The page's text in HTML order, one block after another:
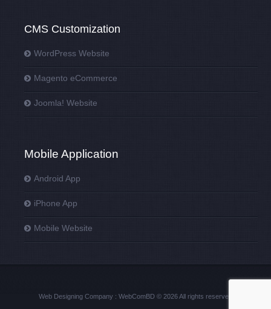
CMS Customization
WordPress Website
Magento eCommerce
Joomla! Website
Mobile Application
Android App
iPhone App
Mobile Website
Web Designing Company : WebComBD © 2026 All rights reserved